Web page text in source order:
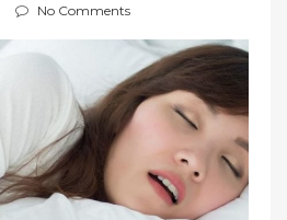
No Comments